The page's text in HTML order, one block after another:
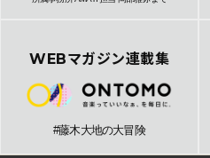
WEBマガジン連載集
#藤木大地の大冒険